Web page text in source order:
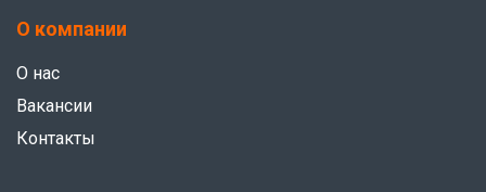
О компании
О нас
Вакансии
Контакты